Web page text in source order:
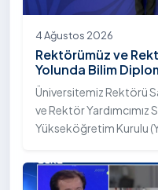
4 Ağustos 2026
Rektörümüz ve
Yolunda Bilim
Toplantısına Katıldı
Üniversitemiz Rektörü
ve Rektör Yardımcımız
Yükseköğretim Kurulu
Bilim Diplomasisi:
katıldı.